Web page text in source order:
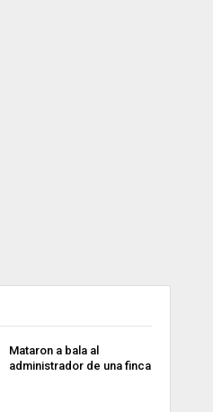
Mataron a bala al
administrador de una finca